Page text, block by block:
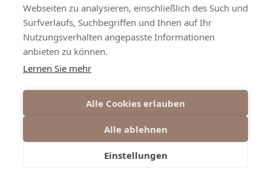
Webseiten zu analysieren, einschließlich des Such und
Surfverlaufs, Suchbegriffen und Ihnen auf Ihr
Nutzungsverhalten angepasste Informationen
anbieten zu können.
Lernen Sie mehr
Alle Cookies erlauben
Alle ablehnen
Einstellungen
Webseiten zu analysieren, einschließlich des Such und
Surfverlaufs, Suchbegriffen und Ihnen auf Ihr
Nutzungsverhalten angepasste Informationen
anbieten zu können.
Lernen Sie mehr
Alle Cookies erlauben
Alle ablehnen
Einstellungen